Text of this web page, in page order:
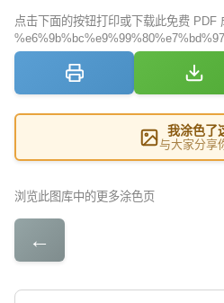
点击下面的按钮打印或下载此免费 PDF
%e6%9b%bc%e9%99%80%e7%bd%97
我涂色了
与大家分享
浏览此图库中的更多涂色页
←